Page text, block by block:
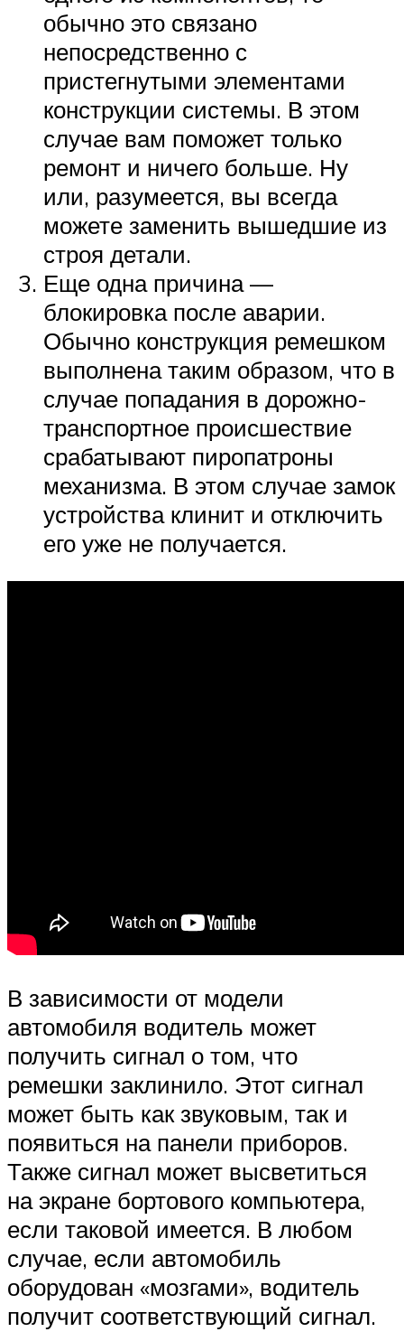
обычно это связано
непосредственно с
пристегнутыми элементами
конструкции системы. В этом
случае вам поможет только
ремонт и ничего больше. Ну
или, разумеется, вы всегда
можете заменить вышедшие из
строя детали.
Еще одна причина —
блокировка после аварии.
Обычно конструкция ремешком
выполнена таким образом, что в
случае попадания в дорожно-
транспортное происшествие
срабатывают пиропатроны
механизма. В этом случае замок
устройства клинит и отключить
его уже не получается.
В зависимости от модели
автомобиля водитель может
получить сигнал о том, что
ремешки заклинило. Этот сигнал
может быть как звуковым, так и
появиться на панели приборов.
Также сигнал может высветиться
на экране бортового компьютера,
если таковой имеется. В любом
случае, если автомобиль
оборудован «мозгами», водитель
получит соответствующий сигнал.